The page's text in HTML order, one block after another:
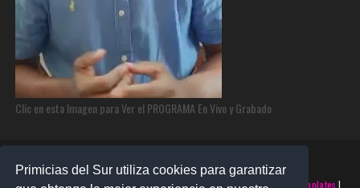
Primicias del Sur utiliza cookies para garantizar
Clic en esta Imagen para Ver el PROGRAMA En Vivo y Grabado
©2025 PRIMICIAS DEL SUR | Derechos Reservados | Creado con SoraTemplates |